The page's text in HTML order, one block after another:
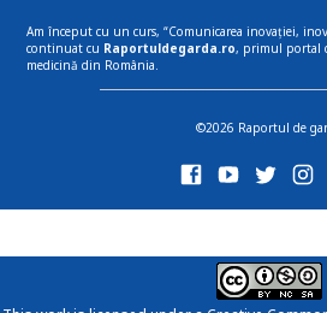
Am început cu un curs, “Comunicarea inovației,
continuat cu Raportuldegarda.ro, primul portal
medicină din România.
©2026 Raportul de